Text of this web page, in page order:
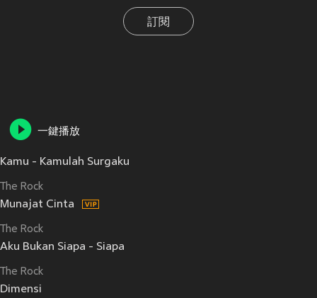
訂閱
一鍵播放
Kamu - Kamulah Surgaku
The Rock
Munajat Cinta
The Rock
Aku Bukan Siapa - Siapa
The Rock
Dimensi